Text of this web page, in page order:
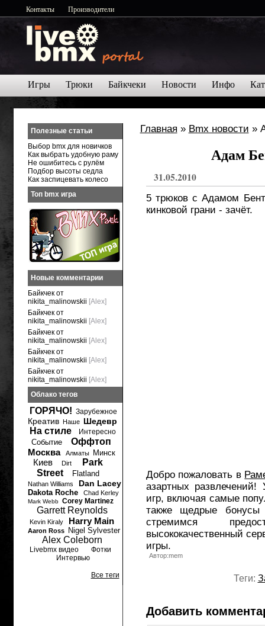
Контакты Производители
Игры Трюки Байкчеки Новости Инфо
Главная » Bmx новости »
Адам
31.05.2010
5 трюков с Адамом
кинковой грани - зачёт.
Добро пожаловать в
азартных
игр, включая самые
также щедрые
стремимся
высококачественный
игры.
Автор:mem
Теги:
Добавить
Полезные статьи
Выбор bmx для новичков
Как выбрать удобную раму
Не ошибитесь с рулём
Подбор высоты седла
Как заспицевать колесо
Топ bmx игра
Новые комментарии
Байкчек от
nikita_malinowskii [Alex]
Байкчек от
nikita_malinowskii [Alex]
Байкчек от
nikita_malinowskii [Alex]
Байкчек от
nikita_malinowskii [Alex]
Байкчек от
nikita_malinowskii [Alex]
Облако тегов
ГОРЯЧО! Зарубежное
Креатив Наше Шедевр
На стиле Интересно
Событие
Оффтоп
Москва
Алматы Минск
Киев Dirt
Park
Street
Flatland
Nathan Williams Dan Lacey
Dakota Roche Chad Kerley
Mark Webb Corey Martinez
Garrett Reynolds
Kevin Kiraly Harry Main
Aaron Ross Nigel Sylvester
Alex Coleborn
Livebmx видео
Фотки
Интервью
Все теги